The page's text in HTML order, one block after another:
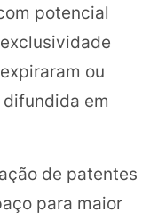
potencial
ou
em
de patentes
para maior